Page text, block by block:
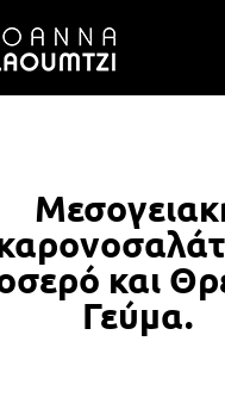
και
Γεύμα.